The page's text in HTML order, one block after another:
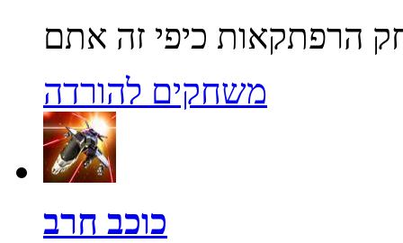
משחקים להורדה
כוכב חרב